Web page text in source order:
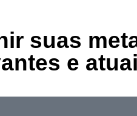
suas
e